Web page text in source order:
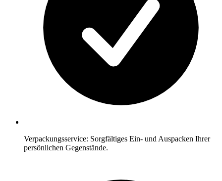
Verpackungsservice: Sorgfältiges Ein- und Auspacken Ihrer
persönlichen Gegenstände.